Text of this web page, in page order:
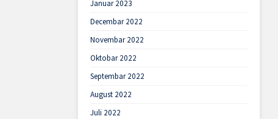
Januar 2023
Decembar 2022
Novembar 2022
Oktobar 2022
Septembar 2022
August 2022
Juli 2022